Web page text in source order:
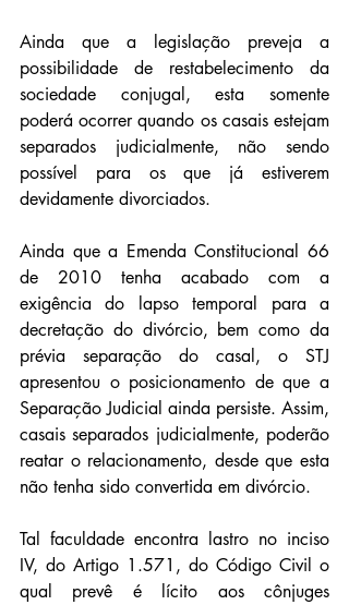
Ainda que a legislação preveja a
possibilidade de restabelecimento da
sociedade conjugal, esta somente
poderá ocorrer quando os casais estejam
separados judicialmente, não sendo
possível para os que já estiverem
devidamente divorciados.
Ainda que a Emenda Constitucional 66
de 2010 tenha acabado com a
exigência do lapso temporal para a
decretação do divórcio, bem como da
prévia separação do casal, o STJ
apresentou o posicionamento de que a
Separação Judicial ainda persiste. Assim,
casais separados judicialmente, poderão
reatar o relacionamento, desde que esta
não tenha sido convertida em divórcio.
Tal faculdade encontra lastro no inciso
IV, do Artigo 1.571, do Código Civil o
qual prevê é lícito aos cônjuges